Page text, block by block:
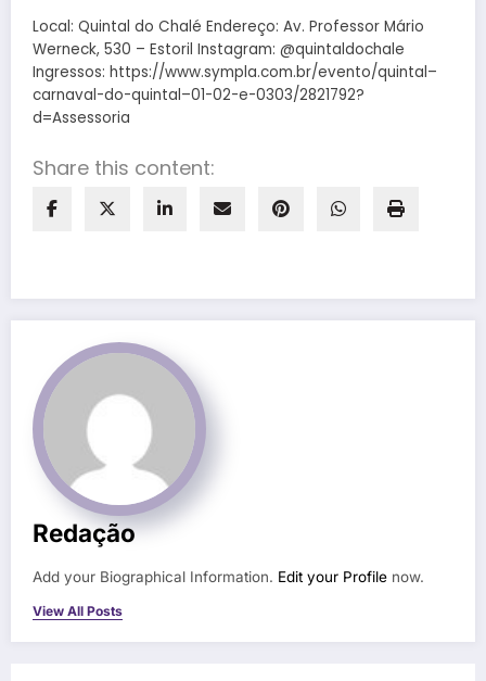
Local: Quintal do Chalé Endereço: Av. Professor Mário
Werneck, 530 – Estoril Instagram: @quintaldochale
Ingressos: https://www.sympla.com.br/evento/quintal–
carnaval-do-quintal–01-02-e-0303/2821792?
d=Assessoria
Share this content:
Redação
Add your Biographical Information. Edit your Profile now.
View All Posts